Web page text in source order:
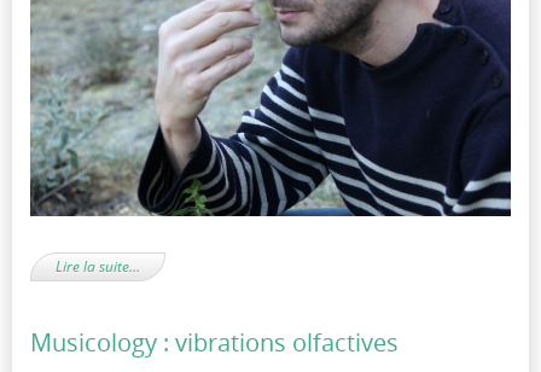
Lire la suite…
Musicology : vibrations olfactives